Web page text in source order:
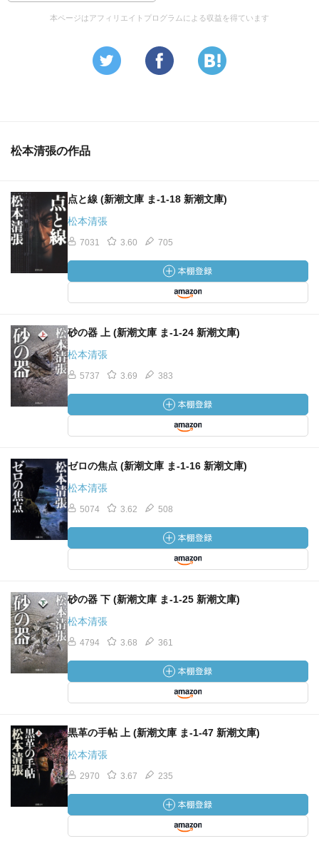
本ページはアフィリエイトプログラムによる収益を得ています
松本清張の作品
点と線 (新潮文庫 ま-1-18 新潮文庫)
松本清張
7031 3.60 705
砂の器 上 (新潮文庫 ま-1-24 新潮文庫)
松本清張
5737 3.69 383
ゼロの焦点 (新潮文庫 ま-1-16 新潮文庫)
松本清張
5074 3.62 508
砂の器 下 (新潮文庫 ま-1-25 新潮文庫)
松本清張
4794 3.68 361
黒革の手帖 上 (新潮文庫 ま-1-47 新潮文庫)
松本清張
2970 3.67 235